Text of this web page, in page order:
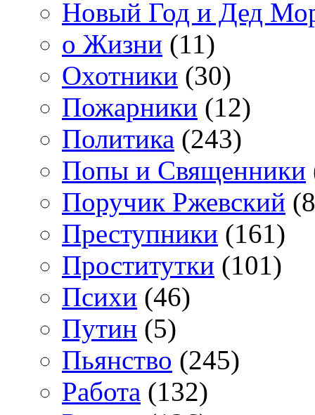
Новый Год и Дед
о Жизни (11)
Охотники (30)
Пожарники (12)
Политика (243)
Попы и Священники
Поручик Ржевский
Преступники (161)
Проститутки (101)
Психи (46)
Путин (5)
Пьянство (245)
Работа (132)